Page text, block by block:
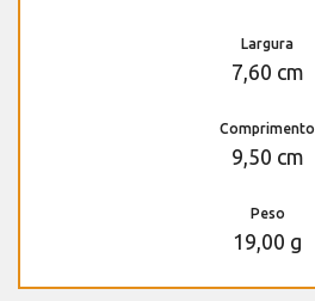
Largura
7,60 cm
Comprimento
9,50 cm
Peso
19,00 g